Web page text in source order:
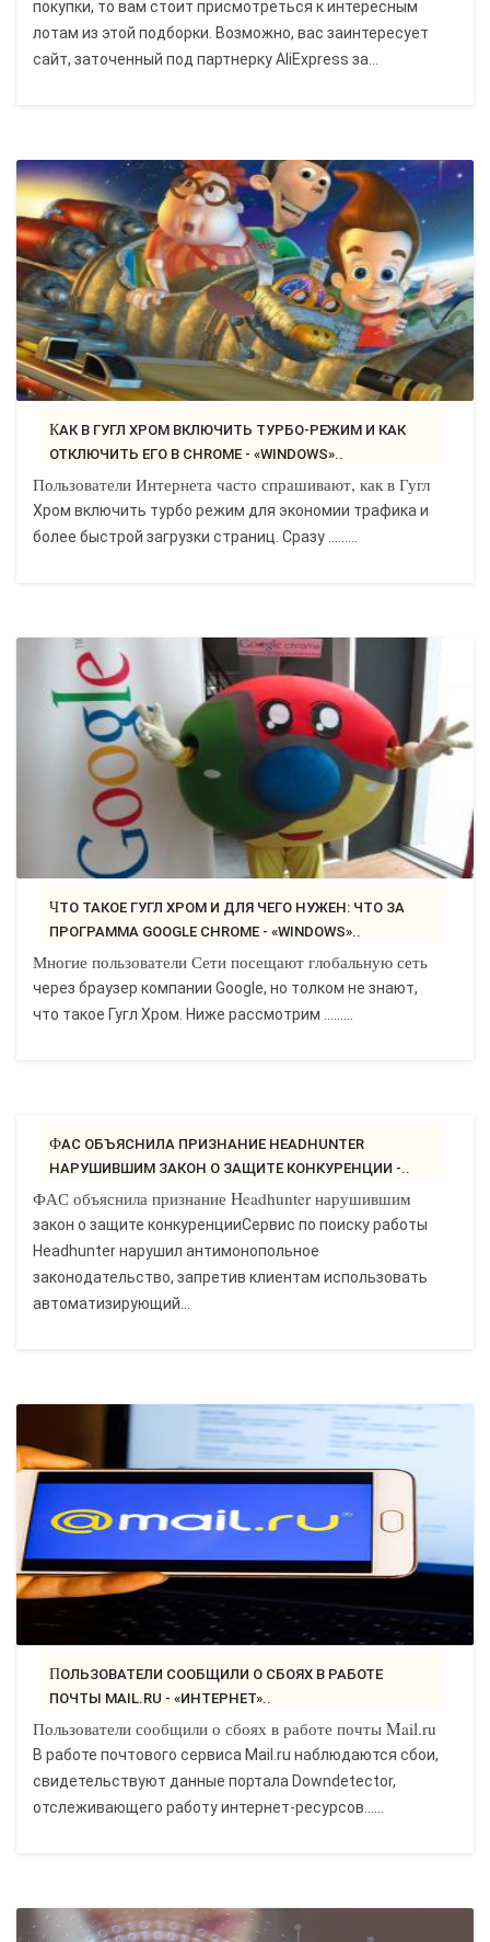
покупки, то вам стоит присмотреться к интересным
лотам из этой подборки. Возможно, вас заинтересует
сайт, заточенный под партнерку AliExpress за...
КАК В ГУГЛ ХРОМ ВКЛЮЧИТЬ ТУРБО-РЕЖИМ И КАК
ОТКЛЮЧИТЬ ЕГО В CHROME - «WINDOWS»..
Пользователи Интернета часто спрашивают, как в Гугл
Хром включить турбо режим для экономии трафика и
более быстрой загрузки страниц. Сразу …......
ЧТО ТАКОЕ ГУГЛ ХРОМ И ДЛЯ ЧЕГО НУЖЕН: ЧТО ЗА
ПРОГРАММА GOOGLE CHROME - «WINDOWS»..
Многие пользователи Сети посещают глобальную сеть
через браузер компании Google, но толком не знают,
что такое Гугл Хром. Ниже рассмотрим …......
ФАС ОБЪЯСНИЛА ПРИЗНАНИЕ HEADHUNTER
НАРУШИВШИМ ЗАКОН О ЗАЩИТЕ КОНКУРЕНЦИИ -..
ФАС объяснила признание Headhunter нарушившим
закон о защите конкуренцииСервис по поиску работы
Headhunter нарушил антимонопольное
законодательство, запретив клиентам использовать
автоматизирующий...
ПОЛЬЗОВАТЕЛИ СООБЩИЛИ О СБОЯХ В РАБОТЕ
ПОЧТЫ MAIL.RU - «ИНТЕРНЕТ»..
Пользователи сообщили о сбоях в работе почты Mail.ru
В работе почтового сервиса Mail.ru наблюдаются сбои,
свидетельствуют данные портала Downdetector,
отслеживающего работу интернет-ресурсов......